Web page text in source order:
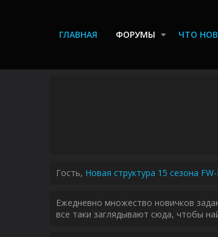
ГЛАВНАЯ ФОРУМЫ ЧТО
Гость, Новая структура 15 сезона
Ежедневно множество новичков
все таки заглядывают сюда, чтобы